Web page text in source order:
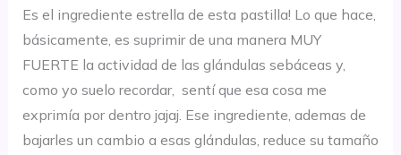
Es el ingrediente estrella de esta pastilla! Lo que hace,
básicamente, es suprimir de una manera MUY
FUERTE la actividad de las glándulas sebáceas y,
como yo suelo recordar, sentí que esa cosa me
exprimía por dentro jajaj. Ese ingrediente, ademas de
bajarles un cambio a esas glándulas, reduce su tamaño